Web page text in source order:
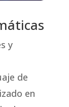
y
de
en